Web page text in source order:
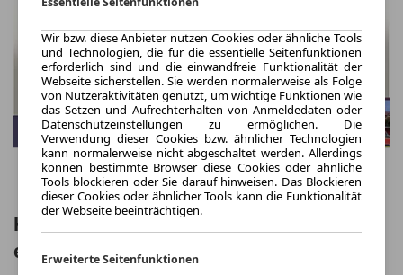
Honda HR-V e:HEV Advance LED Nav
eHK ACC SHZ LHZ Keyl
Wir bzw. diese Anbieter nutzen Cookies oder ähnliche Tools
und Technologien, die für die essentielle Seitenfunktionen
erforderlich sind und die einwandfreie Funktionalität der
Webseite sicherstellen. Sie werden normalerweise als Folge
von Nutzeraktivitäten genutzt, um wichtige Funktionen wie
das Setzen und Aufrechterhalten von Anmeldedaten oder
Datenschutzeinstellungen zu ermöglichen. Die
Verwendung dieser Cookies bzw. ähnlicher Technologien
kann normalerweise nicht abgeschaltet werden. Allerdings
können bestimmte Browser diese Cookies oder ähnliche
Tools blockieren oder Sie darauf hinweisen. Das Blockieren
dieser Cookies oder ähnlicher Tools kann die Funktionalität
der Webseite beeinträchtigen.
Erweiterte Seitenfunktionen